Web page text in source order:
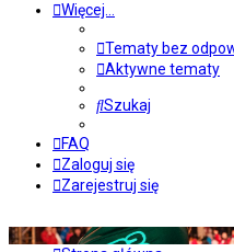
Więcej…
Tematy bez
Aktywne tematy
Szukaj
FAQ
Zaloguj się
Zarejestruj się